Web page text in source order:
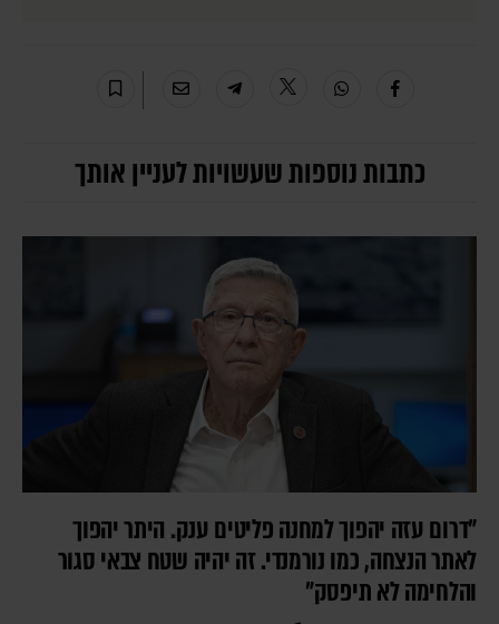
כתבות נוספות שעשויות לעניין אותך
״דרום עזה יהפוך למחנה פליטים ענק. היתר יהפוך
לאתר הנצחה, כמו נורמנדי. זה יהיה שטח צבאי סגור
והלחימה לא תיפסק״